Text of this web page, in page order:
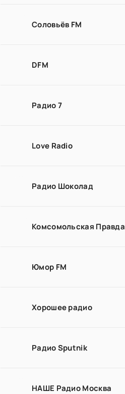
Соловьёв FM
DFM
Радио 7
Love Radio
Радио Шоколад
Комсомольская Правда
Юмор FM
Хорошее радио
Радио Sputnik
НАШЕ Радио Москва